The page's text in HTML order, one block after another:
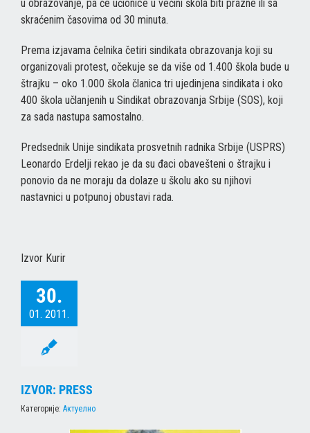
u obrazovanje, pa će učionice u većini škola biti prazne ili sa
skraćenim časovima od 30 minuta.
Prema izjavama čelnika četiri sindikata obrazovanja koji su
organizovali protest, očekuje se da više od 1.400 škola bude u
štrajku – oko 1.000 škola članica tri ujedinjena sindikata i oko
400 škola učlanjenih u Sindikat obrazovanja Srbije (SOS), koji
za sada nastupa samostalno.
Predsednik Unije sindikata prosvetnih radnika Srbije (USPRS)
Leonardo Erdelji rekao je da su đaci obavešteni o štrajku i
ponovio da ne moraju da dolaze u školu ako su njihovi
nastavnici u potpunoj obustavi rada.
Izvor Kurir
30.
01. 2011.
IZVOR: PRESS
Категорије: Актуелно